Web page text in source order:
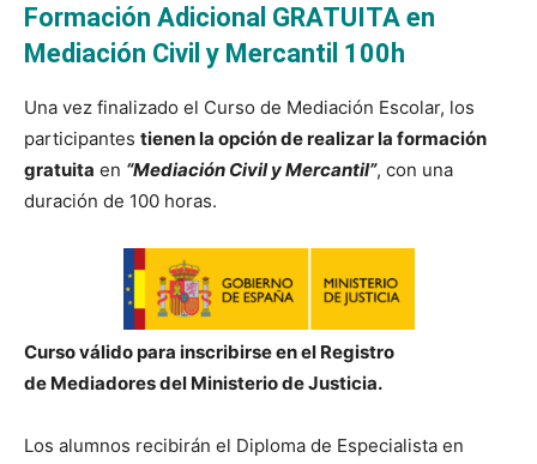
Formación Adicional GRATUITA en
Mediación Civil y Mercantil 100h
Una vez finalizado el Curso de Mediación Escolar, los
participantes tienen la opción de realizar la formación
gratuita en “Mediación Civil y Mercantil”, con una
duración de 100 horas.
Curso válido para inscribirse en el Registro
de Mediadores del Ministerio de Justicia.
Los alumnos recibirán el Diploma de Especialista en